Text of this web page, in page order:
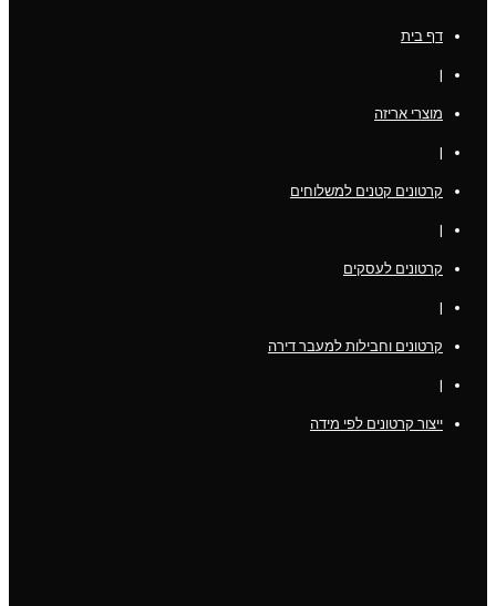
דף בית
מוצרי אריזה
קרטונים קטנים למשלוחים
קרטונים לעסקים
קרטונים וחבילות למעבר דירה
ייצור קרטונים לפי מידה